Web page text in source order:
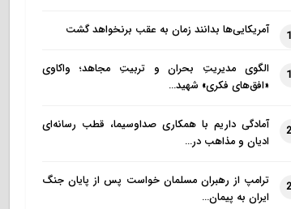
آمریکایی‌ها بدانند زمان به عقب برنخواهد گشت
الگوی مدیریتِ بحران و تربیتِ مجاهد؛ واکاوی
«افق‌های فکری» شهید…
آمادگی داریم با همکاری صداوسیما، قطب رسانه‌ای
ادیان و مذاهب در…
ترامپ از رهبران مسلمان خواست پس از پایان جنگ
ایران به پیمان…